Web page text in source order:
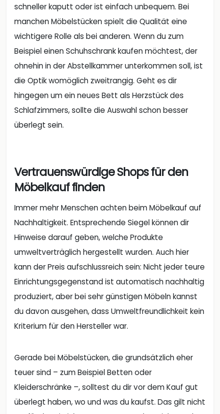
schneller kaputt oder ist einfach unbequem. Bei
manchen Möbelstücken spielt die Qualität eine
wichtigere Rolle als bei anderen. Wenn du zum
Beispiel einen Schuhschrank kaufen möchtest, der
ohnehin in der Abstellkammer unterkommen soll, ist
die Optik womöglich zweitrangig. Geht es dir
hingegen um ein neues Bett als Herzstück des
Schlafzimmers, sollte die Auswahl schon besser
überlegt sein.
Vertrauenswürdige Shops für den
Möbelkauf finden
Immer mehr Menschen achten beim Möbelkauf auf
Nachhaltigkeit. Entsprechende Siegel können dir
Hinweise darauf geben, welche Produkte
umweltverträglich hergestellt wurden. Auch hier
kann der Preis aufschlussreich sein: Nicht jeder teure
Einrichtungsgegenstand ist automatisch nachhaltig
produziert, aber bei sehr günstigen Möbeln kannst
du davon ausgehen, dass Umweltfreundlichkeit kein
Kriterium für den Hersteller war.
Gerade bei Möbelstücken, die grundsätzlich eher
teuer sind – zum Beispiel Betten oder
Kleiderschränke –, solltest du dir vor dem Kauf gut
überlegt haben, wo und was du kaufst. Das gilt nicht